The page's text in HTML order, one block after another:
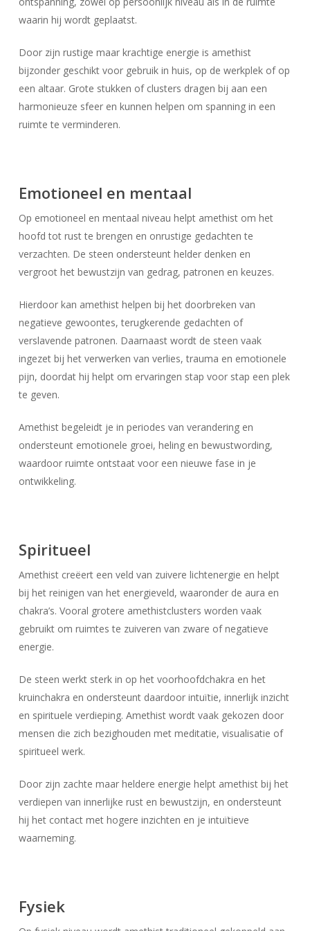
Go To Shop
waarin hij wordt geplaatst.
Door zijn rustige maar krachtige energie is amethist
bijzonder geschikt voor gebruik in huis, op de werkplek of op
een altaar. Grote stukken of clusters dragen bij aan een
harmonieuze sfeer en kunnen helpen om spanning in een
ruimte te verminderen.
Emotioneel en mentaal
Op emotioneel en mentaal niveau helpt amethist om het
hoofd tot rust te brengen en onrustige gedachten te
verzachten. De steen ondersteunt helder denken en
vergroot het bewustzijn van gedrag, patronen en keuzes.
Hierdoor kan amethist helpen bij het doorbreken van
negatieve gewoontes, terugkerende gedachten of
verslavende patronen. Daarnaast wordt de steen vaak
ingezet bij het verwerken van verlies, trauma en emotionele
pijn, doordat hij helpt om ervaringen stap voor stap een plek
te geven.
Amethist begeleidt je in periodes van verandering en
ondersteunt emotionele groei, heling en bewustwording,
waardoor ruimte ontstaat voor een nieuwe fase in je
ontwikkeling.
Spiritueel
Amethist creëert een veld van zuivere lichtenergie en helpt
bij het reinigen van het energieveld, waaronder de aura en
chakra’s. Vooral grotere amethistclusters worden vaak
gebruikt om ruimtes te zuiveren van zware of negatieve
energie.
De steen werkt sterk in op het voorhoofdchakra en het
kruinchakra en ondersteunt daardoor intuïtie, innerlijk inzicht
en spirituele verdieping. Amethist wordt vaak gekozen door
mensen die zich bezighouden met meditatie, visualisatie of
spiritueel werk.
Door zijn zachte maar heldere energie helpt amethist bij het
verdiepen van innerlijke rust en bewustzijn, en ondersteunt
hij het contact met hogere inzichten en je intuïtieve
waarneming.
Fysiek